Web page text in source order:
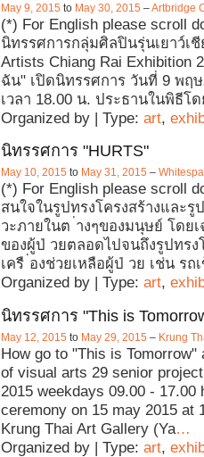
May 9, 2015 to May 30, 2015 –Artbridge
(*) For English please scroll
นิทรรศการกลุ่มศิลปินรุ่นเยาว์เชี
Artists Chiang Rai Exhibition
ฉัน" เปิดนิทรรศการ วันที่ 9 พฤ
เวลา 18.00 น. ประธานในพิธีโ
Organized by | Type: art,
นิทรรศการ "HURTS"
May 10, 2015 to May 31, 2015 –
(*) For English please scroll
สนใจในรูปทรงโครงสร้างและรู
วะภายในต ่างๆของมนุษย์ โดย
ของผู้ป่ วยตลอดไปจนถึงรูปทรง
เครื ่องช่วยเหลือผู้ป่ วย เช่น รถ
Organized by | Type: art,
นิทรรศการ "This is
May 12, 2015 to May 29, 2015 – Krung
How go to "This is Tomorrow"
of visual arts 29 senior
2015 weekdays 09.00 - 17.00
ceremony on 15 may 2015 at
Krung Thai Art Gallery (Ya…
Organized by | Type: art,